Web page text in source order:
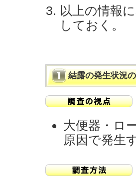
以上の情報
しておく。
結露の発生状況
大便器・ロ
原因で発生